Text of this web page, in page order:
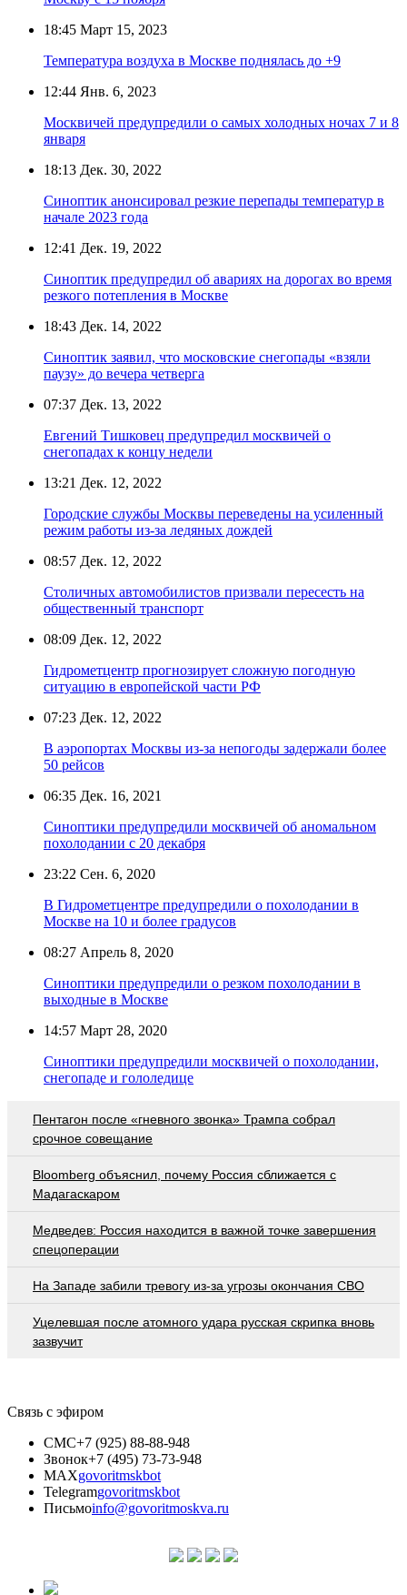
18:45 Март 15, 2023
Температура воздуха в Москве поднялась до +9
12:44 Янв. 6, 2023
Москвичей предупредили о самых холодных ночах 7 и 8
января
18:13 Дек. 30, 2022
Синоптик анонсировал резкие перепады температур в
начале 2023 года
12:41 Дек. 19, 2022
Синоптик предупредил об авариях на дорогах во время
резкого потепления в Москве
18:43 Дек. 14, 2022
Синоптик заявил, что московские снегопады «взяли
паузу» до вечера четверга
07:37 Дек. 13, 2022
Евгений Тишковец предупредил москвичей о
снегопадах к концу недели
13:21 Дек. 12, 2022
Городские службы Москвы переведены на усиленный
режим работы из-за ледяных дождей
08:57 Дек. 12, 2022
Столичных автомобилистов призвали пересесть на
общественный транспорт
08:09 Дек. 12, 2022
Гидрометцентр прогнозирует сложную погодную
ситуацию в европейской части РФ
07:23 Дек. 12, 2022
В аэропортах Москвы из-за непогоды задержали более
50 рейсов
06:35 Дек. 16, 2021
Синоптики предупредили москвичей об аномальном
похолодании с 20 декабря
23:22 Сен. 6, 2020
В Гидрометцентре предупредили о похолодании в
Москве на 10 и более градусов
08:27 Апрель 8, 2020
Синоптики предупредили о резком похолодании в
выходные в Москве
14:57 Март 28, 2020
Синоптики предупредили москвичей о похолодании,
снегопаде и гололедице
Пентагон после «гневного звонка» Трампа собрал
срочное совещание
Bloomberg объяснил, почему Россия сближается с
Мадагаскаром
Медведев: Россия находится в важной точке завершения
спецоперации
На Западе забили тревогу из-за угрозы окончания СВО
Уцелевшая после атомного удара русская скрипка вновь
зазвучит
Связь с эфиром
СМС+7 (925) 88-88-948
Звонок+7 (495) 73-73-948
MAXgovoritmskbot
Telegramgovoritmskbot
Письмоinfo@govoritmoskva.ru